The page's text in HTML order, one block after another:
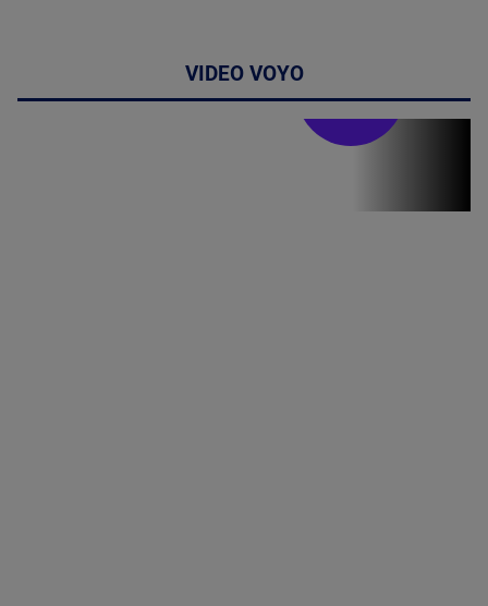
VIDEO VOYO